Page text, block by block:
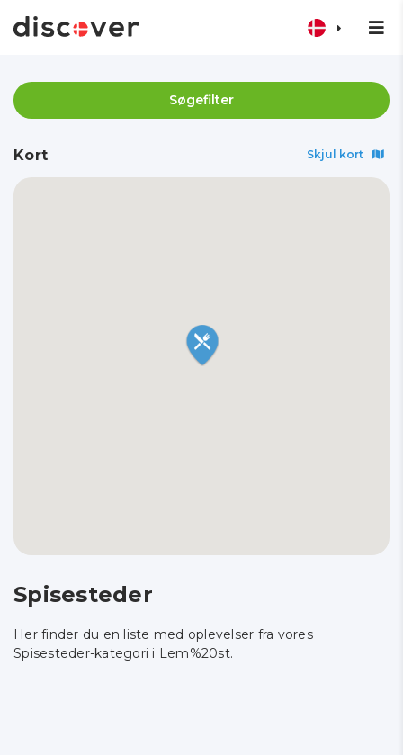
Søgefilter
Kort Skjul kort
Spisesteder
Her finder du en liste med oplevelser fra vores
Spisesteder-kategori i Lem%20st.